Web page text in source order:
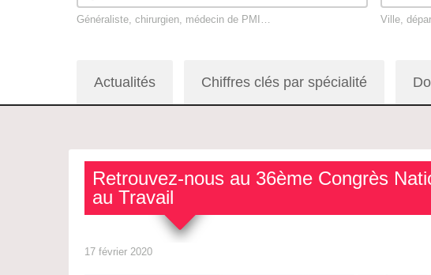
Généraliste, chirurgien, médecin de PMI… Ville,
Actualités Chiffres clés par spécialité
Retrouvez-nous au 36ème Congrès
au Travail
17 février 2020